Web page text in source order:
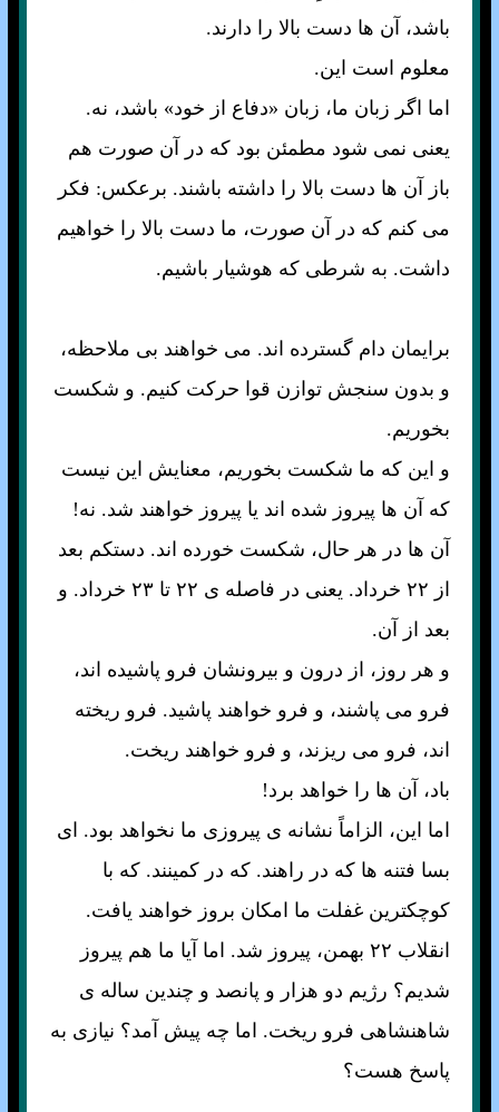
باشد، آن ها دست بالا را دارند.
معلوم است اين.
اما اگر زبان ما، زبان «دفاع از خود» باشد، نه.
يعنی نمی شود مطمئن بود که در آن صورت هم
باز آن ها دست بالا را داشته باشند. برعکس: فکر
می کنم که در آن صورت، ما دست بالا را خواهيم
داشت. به شرطی که هوشيار باشيم.
برايمان دام گسترده اند. می خواهند بی ملاحظه،
و بدون سنجش توازن قوا حرکت کنيم. و شکست
بخوريم.
و اين که ما شکست بخوريم، معنايش اين نيست
که آن ها پيروز شده اند يا پيروز خواهند شد. نه!
آن ها در هر حال، شکست خورده اند. دستکم بعد
از ۲۲ خرداد. يعنی در فاصله ی ۲۲ تا ۲۳ خرداد. و
بعد از آن.
و هر روز، از درون و بيرونشان فرو پاشيده اند،
فرو می پاشند، و فرو خواهند پاشيد. فرو ريخته
اند، فرو می ريزند، و فرو خواهند ريخت.
باد، آن ها را خواهد برد!
اما اين، الزاماً نشانه ی پيروزی ما نخواهد بود. ای
بسا فتنه ها که در راهند. که در کمينند. که با
کوچکترين غفلت ما امکان بروز خواهند يافت.
انقلاب ۲۲ بهمن، پيروز شد. اما آيا ما هم پيروز
شديم؟ رژيم دو هزار و پانصد و چندين ساله ی
شاهنشاهی فرو ريخت. اما چه پيش آمد؟ نيازی به
پاسخ هست؟